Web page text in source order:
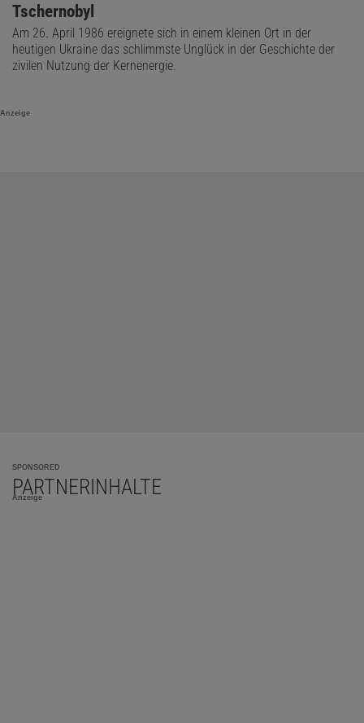
Tschernobyl
Am 26. April 1986 ereignete sich in einem kleinen Ort in der
heutigen Ukraine das schlimmste Unglück in der Geschichte der
zivilen Nutzung der Kernenergie.
Anzeige
SPONSORED
PARTNERINHALTE
Anzeige